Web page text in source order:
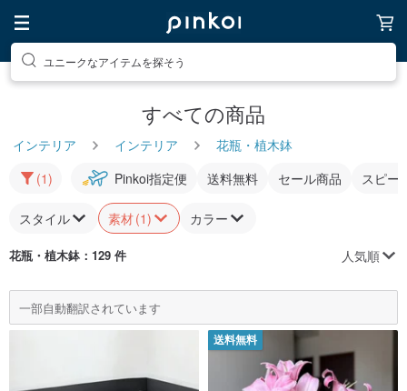
ユニークなアイテムを探そう
すべての商品
インテリア インテリア
花瓶・植木鉢
(1)
Pinkoi指定便 送料無料 セール商品 スピー
スタイル 素材(1) カラー
花瓶・植木鉢 ：129 件 人気順
一部自動翻訳されています
送料無料